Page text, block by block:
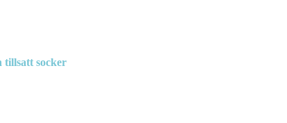
tillsatt socker